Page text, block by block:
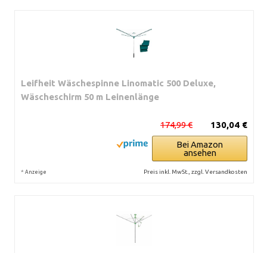
Leifheit Wäschespinne Linomatic 500 Deluxe,
Wäscheschirm 50 m Leinenlänge
130,04 €
174,99 €
Bei Amazon
ansehen
* Anzeige Preis inkl. MwSt., zzgl. Versandkosten